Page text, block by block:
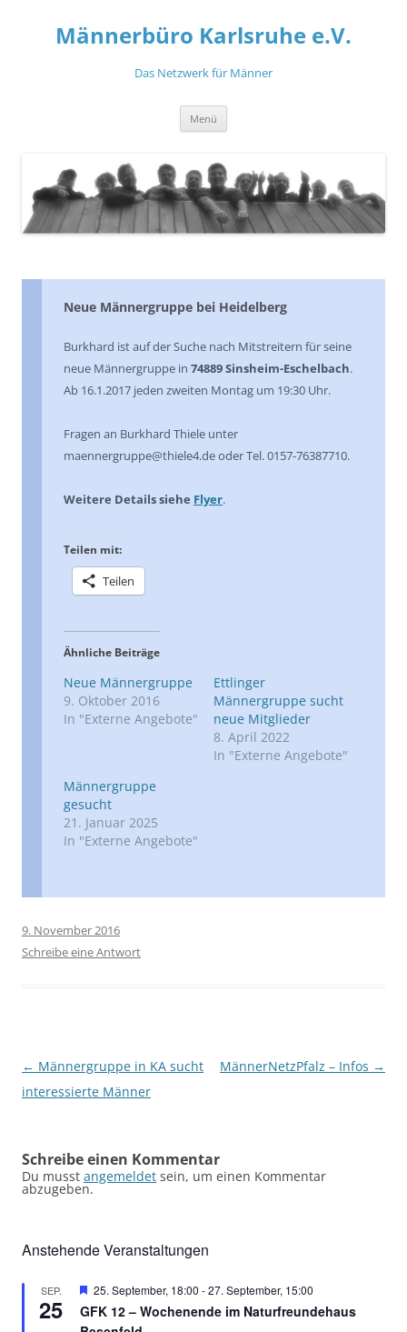
springenMännerbüro Karlsruhe e.V.
Das Netzwerk für Männer
Menü
Neue Männergruppe bei Heidelberg
Burkhard ist auf der Suche nach Mitstreitern für seine
neue Männergruppe in 74889 Sinsheim-Eschelbach.
Ab 16.1.2017 jeden zweiten Montag um 19:30 Uhr.
Fragen an Burkhard Thiele unter
maennergruppe@thiele4.de oder Tel. 0157-76387710.
Weitere Details siehe Flyer.
Teilen mit:
Teilen
Ähnliche Beiträge
Neue Männergruppe
9. Oktober 2016
In "Externe Angebote"
Ettlinger
Männergruppe sucht
neue Mitglieder
8. April 2022
In "Externe Angebote"
Männergruppe
gesucht
21. Januar 2025
In "Externe Angebote"
9. November 2016
Schreibe eine Antwort
Beitragsnavigation
← Männergruppe in KA sucht
interessierte Männer
MännerNetzPfalz – Infos →
Schreibe einen Kommentar
Du musst angemeldet sein, um einen Kommentar
abzugeben.
Anstehende Veranstaltungen
SEP.
25
Hervorgehoben
25. September, 18:00 -27. September, 15:00
GFK 12 – Wochenende im Naturfreundehaus